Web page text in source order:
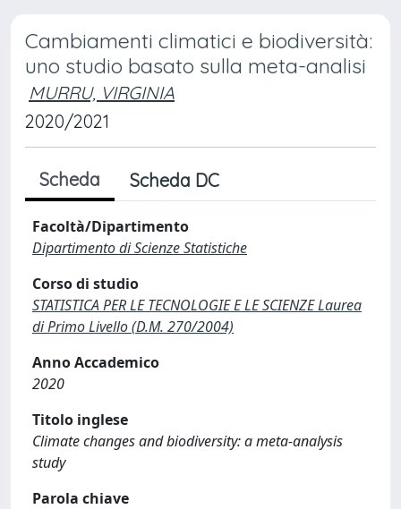
Cambiamenti climatici e biodiversità:
uno studio basato sulla meta-analisi
MURRU, VIRGINIA
2020/2021
Scheda Scheda DC
Facoltà/Dipartimento
Dipartimento di Scienze Statistiche
Corso di studio
STATISTICA PER LE TECNOLOGIE E LE SCIENZE Laurea
di Primo Livello (D.M. 270/2004)
Anno Accademico
2020
Titolo inglese
Climate changes and biodiversity: a meta-analysis
study
Parola chiave